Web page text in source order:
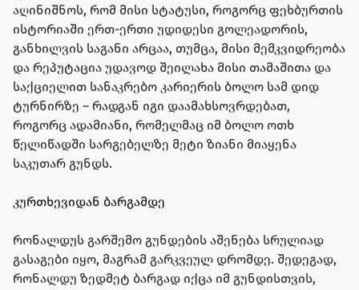
აღინიშნოს, რომ მისი სტატუსი, როგორც ფეხბურთის
ისტორიაში ერთ-ერთი უდიდესი გოლეადორის,
განხილვის საგანი არცაა, თუმცა, მისი მემკვიდრეობა
და რეპუტაცია უდავოდ შეილახა მისი თამაშითა და
საქციელით სანაკრებო კარიერის ბოლო სამ დიდ
ტურნირზე – რადგან იგი დაამახსოვრდებათ,
როგორც ადამიანი, რომელმაც იმ ბოლო ოთხ
წელიწადში სარგებელზე მეტი ზიანი მიაყენა
საკუთარ გუნდს.
კურთხევიდან ბარგამდე
რონალდუს გარშემო გუნდების აშენება სრულიად
გასაგები იყო, მაგრამ გარკვეულ დრომდე. შედეგად,
რონალდუ ზედმეტ ბარგად იქცა იმ გუნდისთვის,